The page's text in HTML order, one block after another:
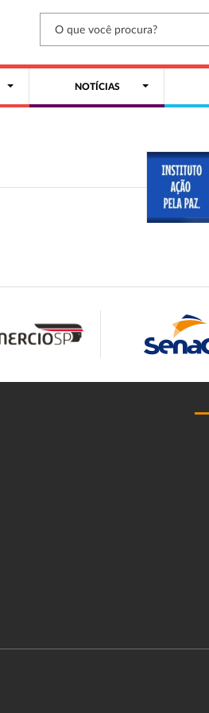
NOTÍCIAS